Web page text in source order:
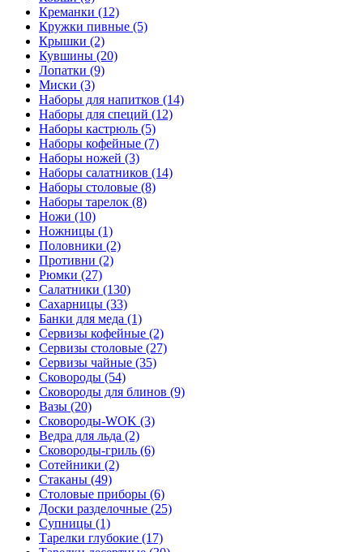
Креманки (12)
Кружки пивные (5)
Крышки (2)
Кувшины (20)
Лопатки (9)
Миски (3)
Наборы для напитков (14)
Наборы для специй (12)
Наборы кастрюль (5)
Наборы кофейные (7)
Наборы ножей (3)
Наборы салатников (14)
Наборы столовые (8)
Наборы тарелок (8)
Ножи (10)
Ножницы (1)
Половники (2)
Противни (2)
Рюмки (27)
Салатники (130)
Сахарницы (33)
Банки для меда (1)
Сервизы кофейные (2)
Сервизы столовые (27)
Сервизы чайные (35)
Сковороды (54)
Сковороды для блинов (9)
Вазы (20)
Сковороды-WOK (3)
Ведра для льда (2)
Сковороды-гриль (6)
Сотейники (2)
Стаканы (49)
Столовые приборы (6)
Доски разделочные (25)
Супницы (1)
Тарелки глубокие (17)